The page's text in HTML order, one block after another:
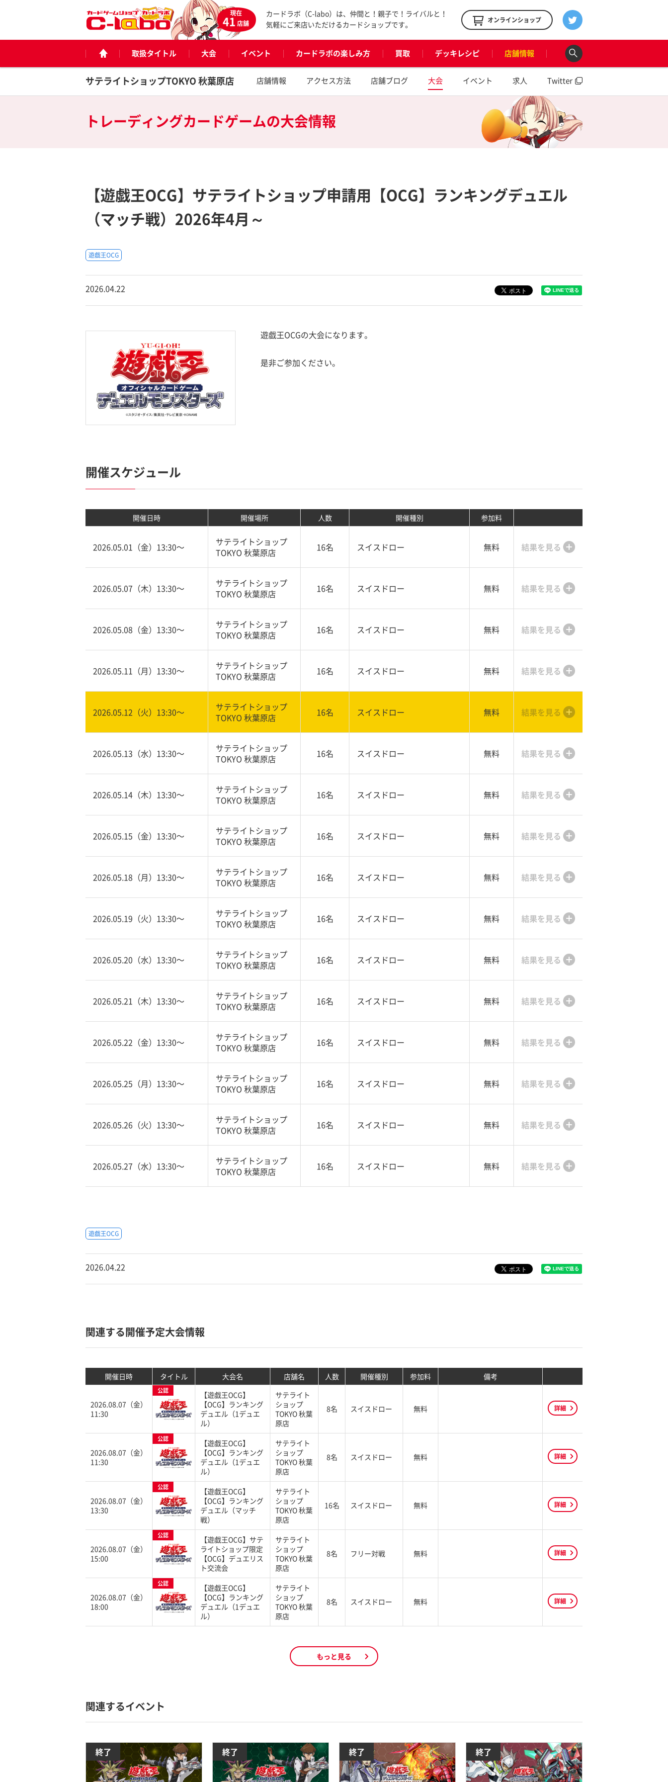
現在
41店舗
カードラボ（C-labo）は、仲間と！親子で！ライバルと！
気軽にご来店いただけるカードショップです。
オンラインショップ
取扱タイトル 大会 イベント カードラボの楽しみ方 買取 デッキレシピ 店舗情報
サテライトショップTOKYO 秋葉原店 店舗情報 アクセス方法 店舗ブログ 大会 イベント 求人 Twitter
トレーディングカードゲームの大会情報
【遊戯王OCG】サテライトショップ申請用【OCG】ランキングデュエル
（マッチ戦）2026年4月～
遊戯王OCG
2026.04.22
遊戯王OCGの大会になります。
是非ご参加ください。
開催スケジュール
開催日時 開催場所 人数 開催種別 参加料
2026.05.01（金）13:30〜
サテライトショップ
TOKYO 秋葉原店
16名 スイスドロー 無料 結果を見る
2026.05.07（木）13:30〜
サテライトショップ
TOKYO 秋葉原店
16名 スイスドロー 無料 結果を見る
2026.05.08（金）13:30〜
サテライトショップ
TOKYO 秋葉原店
16名 スイスドロー 無料 結果を見る
2026.05.11（月）13:30〜
サテライトショップ
TOKYO 秋葉原店
16名 スイスドロー 無料 結果を見る
2026.05.12（火）13:30〜
サテライトショップ
TOKYO 秋葉原店
16名 スイスドロー 無料 結果を見る
2026.05.13（水）13:30〜
サテライトショップ
TOKYO 秋葉原店
16名 スイスドロー 無料 結果を見る
2026.05.14（木）13:30〜
サテライトショップ
TOKYO 秋葉原店
16名 スイスドロー 無料 結果を見る
2026.05.15（金）13:30〜
サテライトショップ
TOKYO 秋葉原店
16名 スイスドロー 無料 結果を見る
2026.05.18（月）13:30〜
サテライトショップ
TOKYO 秋葉原店
16名 スイスドロー 無料 結果を見る
2026.05.19（火）13:30〜
サテライトショップ
TOKYO 秋葉原店
16名 スイスドロー 無料 結果を見る
2026.05.20（水）13:30〜
サテライトショップ
TOKYO 秋葉原店
16名 スイスドロー 無料 結果を見る
2026.05.21（木）13:30〜
サテライトショップ
TOKYO 秋葉原店
16名 スイスドロー 無料 結果を見る
2026.05.22（金）13:30〜
サテライトショップ
TOKYO 秋葉原店
16名 スイスドロー 無料 結果を見る
2026.05.25（月）13:30〜
サテライトショップ
TOKYO 秋葉原店
16名 スイスドロー 無料 結果を見る
2026.05.26（火）13:30〜
サテライトショップ
TOKYO 秋葉原店
16名 スイスドロー 無料 結果を見る
2026.05.27（水）13:30〜
サテライトショップ
TOKYO 秋葉原店
16名 スイスドロー 無料 結果を見る
遊戯王OCG
2026.04.22
関連する開催予定大会情報
開催日時 タイトル 大会名 店舗名 人数 開催種別 参加料 備考
2026.08.07（金）
11:30
公認
【遊戯王OCG】
【OCG】ランキング
デュエル（1デュエ
ル）
サテライト
ショップ
TOKYO 秋葉
原店
8名 スイスドロー 無料 詳細
2026.08.07（金）
11:30
公認
【遊戯王OCG】
【OCG】ランキング
デュエル（1デュエ
ル）
サテライト
ショップ
TOKYO 秋葉
原店
8名 スイスドロー 無料 詳細
2026.08.07（金）
13:30
公認
【遊戯王OCG】
【OCG】ランキング
デュエル（マッチ
戦）
サテライト
ショップ
TOKYO 秋葉
原店
16名 スイスドロー 無料 詳細
2026.08.07（金）
15:00
公認
【遊戯王OCG】サテ
ライトショップ限定
【OCG】デュエリス
ト交流会
サテライト
ショップ
TOKYO 秋葉
原店
8名 フリー対戦 無料 詳細
2026.08.07（金）
18:00
公認
【遊戯王OCG】
【OCG】ランキング
デュエル（1デュエ
ル）
サテライト
ショップ
TOKYO 秋葉
原店
8名 スイスドロー 無料 詳細
もっと見る
関連するイベント
終了 終了 終了 終了